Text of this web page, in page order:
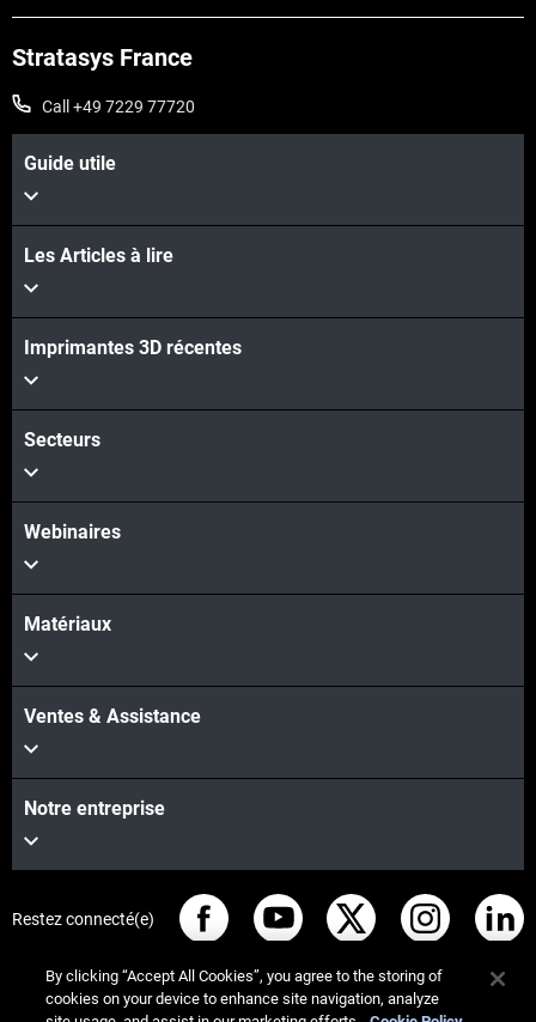
Voir plus
Voir plus
Stratasys France
Call +49 7229 77720
Guide utile
Les Articles à lire
Imprimantes 3D récentes
Secteurs
Webinaires
Matériaux
Ventes & Assistance
Notre entreprise
Restez connecté(e)
By clicking “Accept All Cookies”, you agree to the storing of
cookies on your device to enhance site navigation, analyze